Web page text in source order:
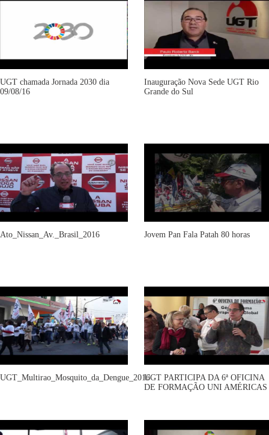
UGT chamada Jornada 2030 dia
09/08/16
Inauguração Nova Sede UGT Rio
Grande do Sul
Ato_Nissan_Av._Brasil_2016 Jovem Pan Fala Patah 80 horas
UGT_Multirao_Mosquito_da_Dengue_2016UGT PARTICIPA DA 6ª OFICINA
DE FORMAÇÃO UNI AMÉRICAS